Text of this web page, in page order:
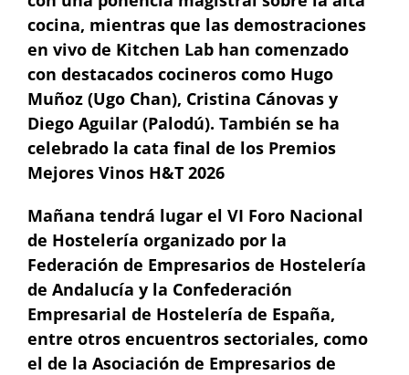
cocina, mientras que las demostraciones
en vivo de Kitchen Lab han comenzado
con destacados cocineros como Hugo
Muñoz (Ugo Chan), Cristina Cánovas y
Diego Aguilar (Palodú). También se ha
celebrado la cata final de los Premios
Mejores Vinos H&T 2026
Mañana tendrá lugar el VI Foro Nacional
de Hostelería organizado por la
Federación de Empresarios de Hostelería
de Andalucía y la Confederación
Empresarial de Hostelería de España,
entre otros encuentros sectoriales, como
el de la Asociación de Empresarios de